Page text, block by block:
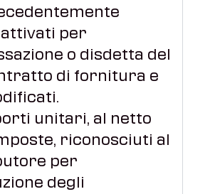
per
o disdetta del
di fornitura e
unitari, al netto
riconosciuti al
per
degli